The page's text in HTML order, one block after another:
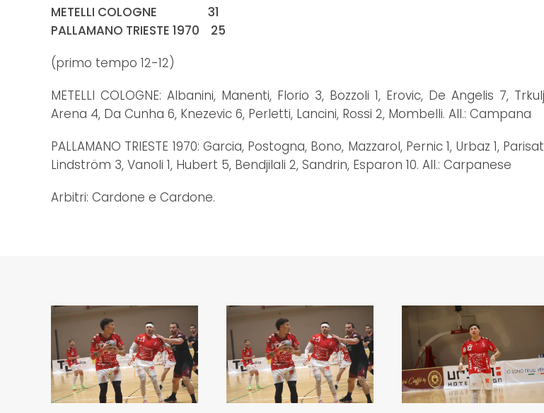
METELLI COLOGNE 31
PALLAMANO TRIESTE 1970 25
(primo tempo 12-12)
METELLI COLOGNE: Albanini, Manenti, Florio 3, Bozzoli 1, Erovic, De Angelis 7,
Arena 4, Da Cunha 6, Knezevic 6, Perletti, Lancini, Rossi 2, Mombelli. All.: Campana
PALLAMANO TRIESTE 1970: Garcia, Postogna, Bono, Mazzarol, Pernic 1, Urbaz 1,
Lindström 3, Vanoli 1, Hubert 5, Bendjilali 2, Sandrin, Esparon 10. All.: Carpanese
Arbitri: Cardone e Cardone.